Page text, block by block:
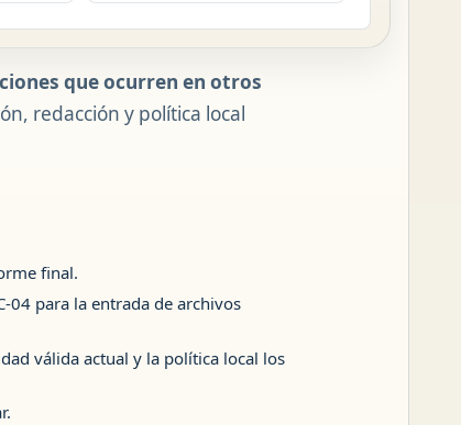
que ocurren en otros
redacción y política local
final.
04 para la entrada de archivos
válida actual y la política local los